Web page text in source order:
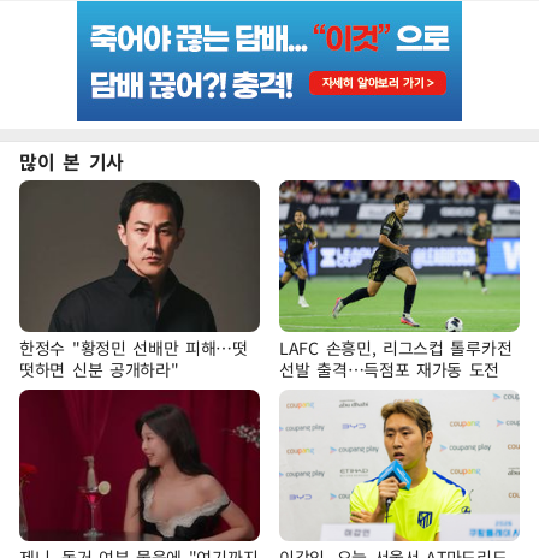
많이 본 기사
한정수 "황정민 선배만 피해…떳
떳하면 신분 공개하라"
LAFC 손흥민, 리그스컵 톨루카전
선발 출격…득점포 재가동 도전